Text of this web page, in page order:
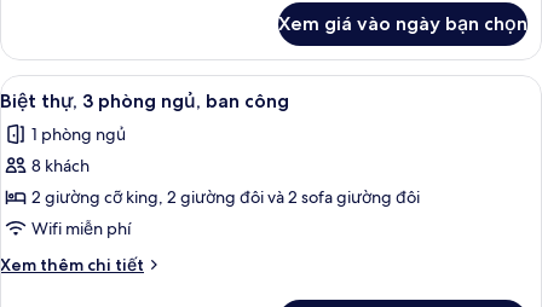
ban
công
Biệt
thự,
2
phòng
ngủ,
ban
Xem giá vào ngày bạn chọn
Xem
tất
cả
ảnh
Biệt
thự,
3
phòng
Bộ trải giường bằng vải cotton Ai
7
Biệt thự, 3 phòng ngủ, ban công
1 phòng ngủ
8 khách
2 giường cỡ king, 2 giường đôi và 2 sofa giường đôi
Wifi miễn phí
Xem thêm chi tiết
Chi